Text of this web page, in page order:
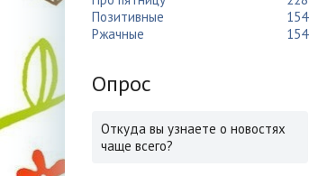
Позитивные
154
Ржачные
154
Опрос
Откуда вы узнаете о новостях
чаще всего?